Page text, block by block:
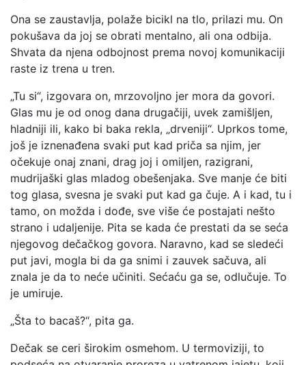
Ona se zaustavlja, polaže bicikl na tlo, prilazi mu. On
pokušava da joj se obrati mentalno, ali ona odbija.
Shvata da njena odbojnost prema novoj komunikaciji
raste iz trena u tren.
„Tu si“, izgovara on, mrzovoljno jer mora da govori.
Glas mu je od onog dana drugačiji, uvek zamišljen,
hladniji ili, kako bi baka rekla, „drveniji“. Uprkos tome,
još je iznenađena svaki put kad priča sa njim, jer
očekuje onaj znani, drag joj i omiljen, razigrani,
mudrijaški glas mladog obešenjaka. Sve manje će biti
tog glasa, svesna je svaki put kad ga čuje. A i kad, tu i
tamo, on možda i dođe, sve više će postajati nešto
strano i udaljenije. Pita se kada će prestati da se seća
njegovog dečačkog govora. Naravno, kad se sledeći
put javi, mogla bi da ga snimi i zauvek sačuva, ali
znala je da to neće učiniti. Sećaću ga se, odlučuje. To
je umiruje.
„Šta to bacaš?“, pita ga.
Dečak se ceri širokim osmehom. U termoviziji, to